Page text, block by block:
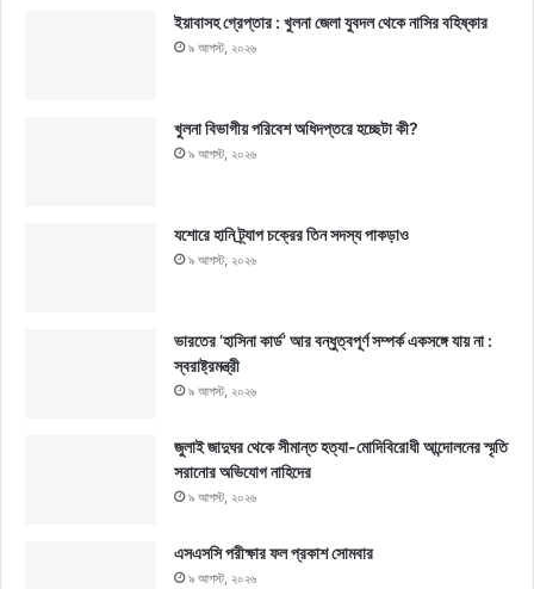
ইয়াবাসহ গ্রেপ্তার : খুলনা জেলা যুবদল থেকে নাসির বহিষ্কার
৯ আগস্ট, ২০২৬
খুলনা বিভাগীয় পরিবেশ অধিদপ্তরে হচ্ছেটা কী?
৯ আগস্ট, ২০২৬
যশোরে হানি ট্র্যাপ চক্রের তিন সদস্য পাকড়াও
৯ আগস্ট, ২০২৬
ভারতের ‘হাসিনা কার্ড’ আর বন্ধুত্বপূর্ণ সম্পর্ক একসঙ্গে যায় না :
স্বরাষ্ট্রমন্ত্রী
৯ আগস্ট, ২০২৬
জুলাই জাদুঘর থেকে সীমান্ত হত্যা-মোদিবিরোধী আন্দোলনের স্মৃতি
সরানোর অভিযোগ নাহিদের
৯ আগস্ট, ২০২৬
এসএসসি পরীক্ষার ফল প্রকাশ সোমবার
৯ আগস্ট, ২০২৬